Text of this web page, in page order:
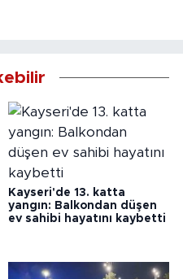
Kayseri'de 13. katta
yangın: Balkondan düşen
ev sahibi hayatını kaybetti